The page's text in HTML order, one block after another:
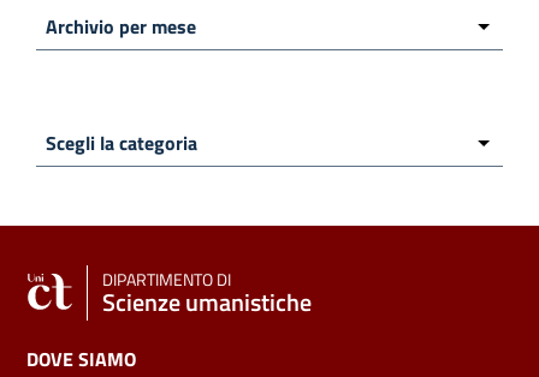
DIPARTIMENTO DI
Scienze umanistiche
DOVE SIAMO